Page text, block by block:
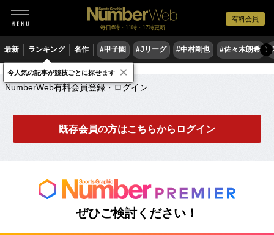
有料会員
毎日6時・11時・17時更新
最新 ランキング 名作 #甲子園 #Jリーグ #中村剛也 #佐々木朗希 〉
NumberWeb有料会員登録・ログイン
NumberWeb有料会員登録・ログイン
既存会員の方はこちらからログイン
ぜひご検討ください！
今人気の記事が競技ごとに探せます ×